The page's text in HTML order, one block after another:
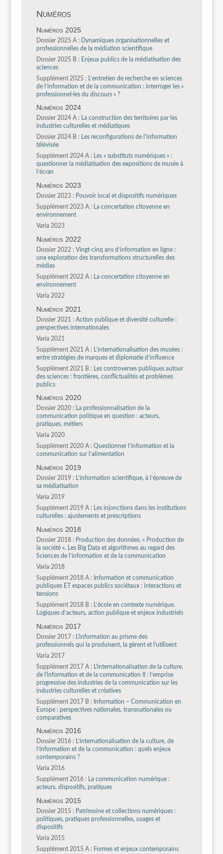
Numéros
Numéros 2025
Dossier 2025 A : Dynamiques organisationnelles et
professionnelles de la médiation scientifique
Dossier 2025 B : Enjeux publics de la médiatisation des
sciences
Supplément 2025 : L’entretien de recherche en sciences
de l’information et de la communication : interroger les «
professionnel·les du discours » ?
Numéros 2024
Dossier 2024 A : La construction des territoires par les
industries culturelles et médiatiques
Dossier 2024 B : Les reconfigurations de l’information
télévisée
Supplément 2024 A : Les « substituts numériques » :
questionner la médiatisation des expositions de musée à
l’écran
Numéros 2023
Dossier 2023 : Pouvoir local et dispositifs numériques
Supplément 2023 A : La concertation citoyenne en
environnement
Varia 2023
Numéros 2022
Dossier 2022 : Vingt-cinq ans d’information en ligne :
une exploration des transformations structurelles des
médias
Supplément 2022 A : La concertation citoyenne en
environnement
Varia 2022
Numéros 2021
Dossier 2021 : Action publique et diversité culturelle :
perspectives internationales
Varia 2021
Supplément 2021 A : L’internationalisation des musées :
entre stratégies de marques et diplomatie d’influence
Supplément 2021 B : Les controverses publiques autour
des sciences : frontières, conflictualités et problèmes
publics
Numéros 2020
Dossier 2020 : La professionnalisation de la
communication politique en question : acteurs,
pratiques, métiers
Varia 2020
Supplément 2020 A : Questionner l’information et la
communication sur l’alimentation
Numéros 2019
Dossier 2019 : L’information scientifique, à l’épreuve de
sa médiatisation
Varia 2019
Supplément 2019 A : Les injonctions dans les institutions
culturelles : ajustements et prescriptions
Numéros 2018
Dossier 2018 : Production des données, « Production de
la société ». Les Big Data et algorithmes au regard des
Sciences de l’information et de la communication
Varia 2018
Supplément 2018 A : Information et communication
publiques ET espaces publics sociétaux : interactions et
tensions
Supplément 2018 B : L’école en contexte numérique.
Logiques d’acteurs, action publique et enjeux industriels
Numéros 2017
Dossier 2017 : L'information au prisme des
professionnels qui la produisent, la gèrent et l'utilisent
Varia 2017
Supplément 2017 A : L'internationalisation de la culture,
de l'information et de la communication II : l’emprise
progressive des industries de la communication sur les
industries culturelles et créatives
Supplément 2017 B : Information – Communication en
Europe : perspectives nationales, transnationales ou
comparatives
Numéros 2016
Dossier 2016 : L’internationalisation de la culture, de
l’information et de la communication : quels enjeux
contemporains ?
Varia 2016
Supplément 2016 : La communication numérique :
acteurs, dispositifs, pratiques
Numéros 2015
Dossier 2015 : Patrimoine et collections numériques :
politiques, pratiques professionnelles, usages et
dispositifs
Varia 2015
Supplément 2015 A : Formes et enjeux contemporains